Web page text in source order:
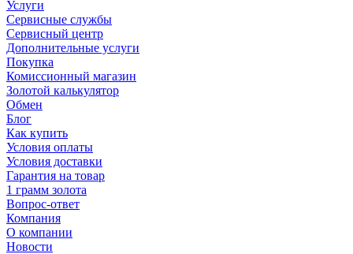
Услуги
Сервисные службы
Сервисный центр
Дополнительные услуги
Покупка
Комиссионный магазин
Золотой калькулятор
Обмен
Блог
Как купить
Условия оплаты
Условия доставки
Гарантия на товар
1 грамм золота
Вопрос-ответ
Компания
О компании
Новости